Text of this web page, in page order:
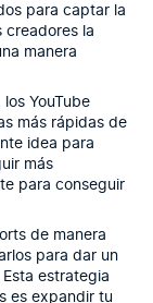
para captar la
creadores la
manera
YouTube
más rápidas de
idea para
más
para conseguir
de manera
para dar un
estrategia
es expandir tu